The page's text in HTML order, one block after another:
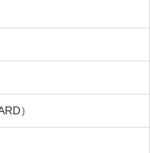
）